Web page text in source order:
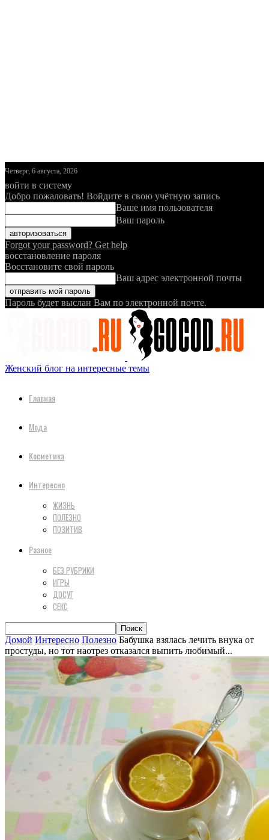
Четверг, 6 августа, 2026
войти в систему
Добро пожаловать! Войдите в свою учётную запись
Ваше имя пользователя
Ваш пароль
Forgot your password? Get help
восстановление пароля
Восстановите свой пароль
Ваш адрес электронной почты
Пароль будет выслан Вам по электронной почте.
Женский блог на интересные темы
Главная
Мода
Косметика
Интересно
ЖИЗНЬ
ПОЛЕЗНО
ПОЗИТИВ
Разное
БЕЗ РУБРИКИ
ИГРЫ
ДОСУГ
СЕКС
Домой Интересно Полезно Бабушка взялась лечить внука от
простуды, но тот наотрез отказался выпить любимый...